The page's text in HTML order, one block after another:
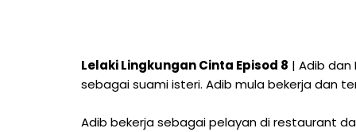
Lelaki Lingkungan Cinta Episod 8 | Adib dan
sebagai suami isteri. Adib mula bekerja dan
Adib bekerja sebagai pelayan di restaurant